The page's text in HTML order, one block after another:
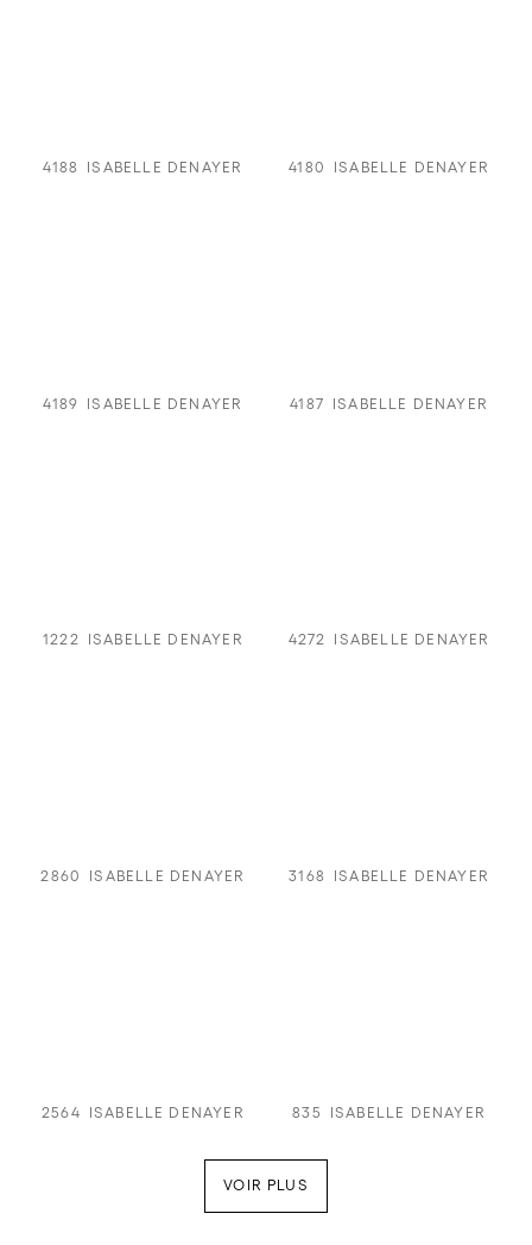
4188 ISABELLE DENAYER 4180 ISABELLE DENAYER
4189 ISABELLE DENAYER 4187 ISABELLE DENAYER
1222 ISABELLE DENAYER 4272 ISABELLE DENAYER
2860 ISABELLE DENAYER 3168 ISABELLE DENAYER
2564 ISABELLE DENAYER 835 ISABELLE DENAYER
VOIR PLUS